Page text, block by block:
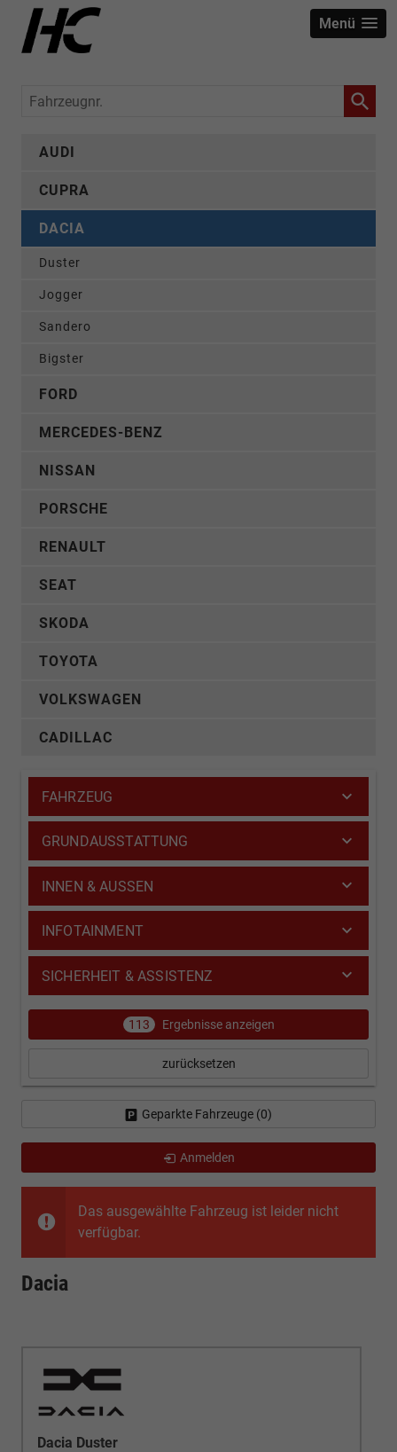
Menü
Das ausgewählte Fahrzeug ist leider nicht
verfügbar.
Dacia
Dacia Duster
Fahrzeugnr.
AUDI
CUPRA
DACIA
Duster
Jogger
Sandero
Bigster
FORD
MERCEDES-BENZ
NISSAN
PORSCHE
RENAULT
SEAT
SKODA
TOYOTA
VOLKSWAGEN
CADILLAC
FAHRZEUG
GRUNDAUSSTATTUNG
INNEN & AUSSEN
INFOTAINMENT
SICHERHEIT & ASSISTENZ
113 Ergebnisse anzeigen
zurücksetzen
Geparkte Fahrzeuge (0)
Anmelden